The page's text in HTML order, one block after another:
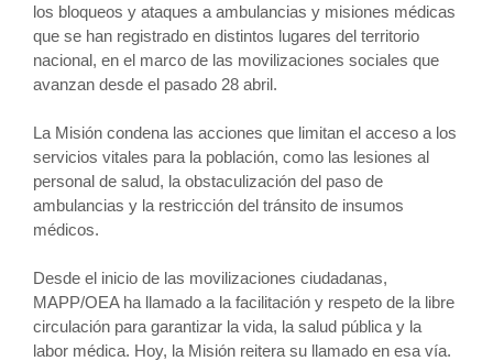
los bloqueos y ataques a ambulancias y misiones médicas
que se han registrado en distintos lugares del territorio
nacional, en el marco de las movilizaciones sociales que
avanzan desde el pasado 28 abril.
La Misión condena las acciones que limitan el acceso a los
servicios vitales para la población, como las lesiones al
personal de salud, la obstaculización del paso de
ambulancias y la restricción del tránsito de insumos
médicos.
Desde el inicio de las movilizaciones ciudadanas,
MAPP/OEA ha llamado a la facilitación y respeto de la libre
circulación para garantizar la vida, la salud pública y la
labor médica. Hoy, la Misión reitera su llamado en esa vía.